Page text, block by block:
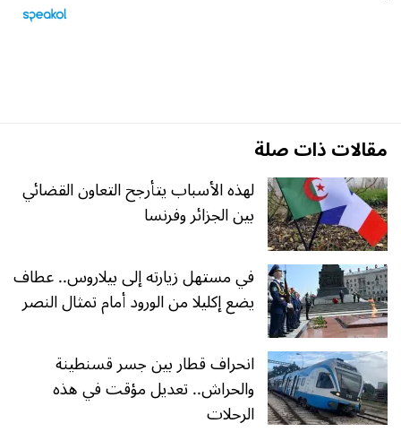
مقالات ذات صلة
لهذه الأسباب يتأرجح التعاون القضائي
بين الجزائر وفرنسا
في مستهل زيارته إلى بيلاروس.. عطاف
يضع إكليلا من الورود أمام تمثال النصر
انحراف قطار بين جسر قسنطينة
والحراش.. تعديل مؤقت في هذه
الرحلات